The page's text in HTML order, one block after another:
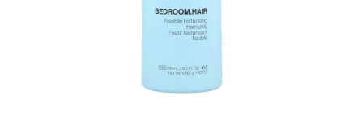
179 kr 143,20 kr
LÄGG I VARUKORGEN